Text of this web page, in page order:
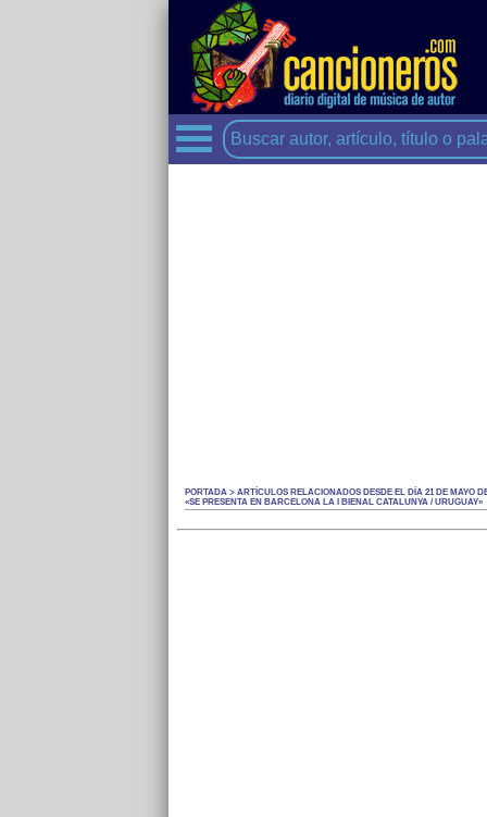
PORTADA > ARTÍCULOS RELACIONADOS DESDE EL DÍA 21 DE MAYO
«SE PRESENTA EN BARCELONA LA I BIENAL CATALUNYA / URUGUAY»